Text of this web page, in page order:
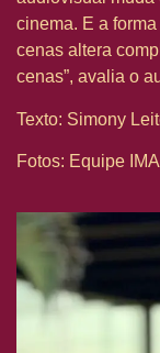
cinema. E a
cenas altera
cenas”, avalia o
Texto: Simony
Fotos: Equipe IMA